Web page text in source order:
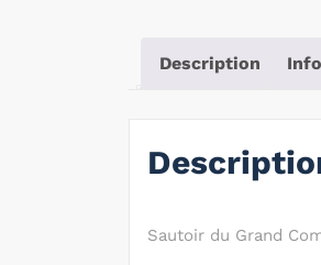
Description
Sautoir du Grand